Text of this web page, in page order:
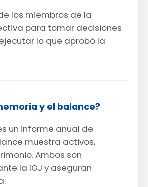
los miembros de la
para tomar decisiones
lo que aprobó la
y el balance?
un informe anual de
muestra activos,
Ambos son
la IGJ y aseguran